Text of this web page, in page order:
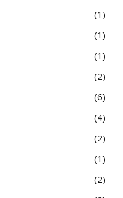
1
1
1
2
6
4
2
1
2